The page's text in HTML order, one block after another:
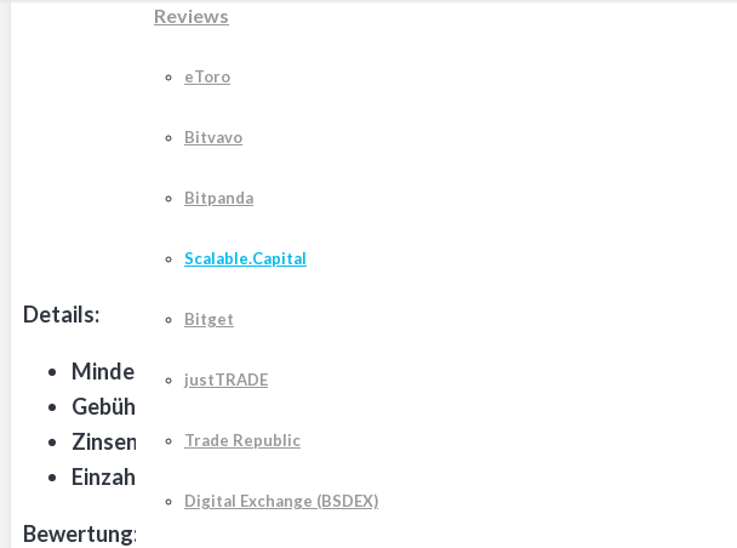
Reviews
eToro
Bitvavo
Bitpanda
Scalable.Capital
Bitget
justTRADE
Trade Republic
Digital Exchange (BSDEX)
Details:
Mindesteinzahlung:
Gebühren:
Zinsen:
2,3% in Prime+
Einzahlungsmethoden:
Bewertung: